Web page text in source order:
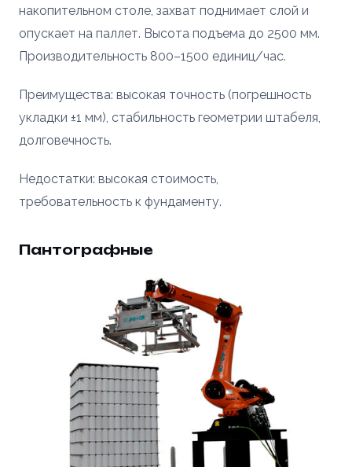
накопительном столе, захват поднимает слой и
опускает на паллет. Высота подъема до 2500 мм.
Производительность 800–1500 единиц/час.
Преимущества: высокая точность (погрешность
укладки ±1 мм), стабильность геометрии штабеля,
долговечность.
Недостатки: высокая стоимость,
требовательность к фундаменту.
Пантографные